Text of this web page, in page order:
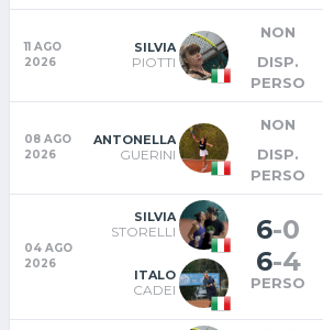
11 AGO
2026
SILVIA
PIOTTI
NON
DISP.
PERSO
08 AGO
2026
ANTONELLA
GUERINI
NON
DISP.
PERSO
04 AGO
2026
SILVIA
STORELLI
ITALO
CADEI
6-0
6-4
PERSO